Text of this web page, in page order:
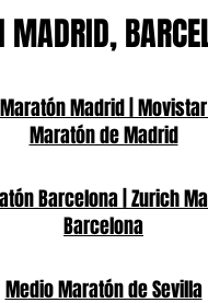
MADRID,
Madrid |
Maratón de Madrid
Barcelona | Zurich
Barcelona
Medio Maratón de Sevilla